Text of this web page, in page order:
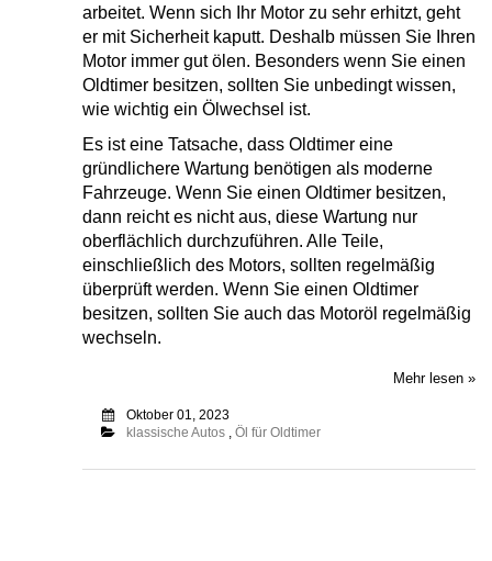
arbeitet. Wenn sich Ihr Motor zu sehr erhitzt, geht
er mit Sicherheit kaputt. Deshalb müssen Sie Ihren
Motor immer gut ölen. Besonders wenn Sie einen
Oldtimer besitzen, sollten Sie unbedingt wissen,
wie wichtig ein Ölwechsel ist.
Es ist eine Tatsache, dass Oldtimer eine
gründlichere Wartung benötigen als moderne
Fahrzeuge. Wenn Sie einen Oldtimer besitzen,
dann reicht es nicht aus, diese Wartung nur
oberflächlich durchzuführen. Alle Teile,
einschließlich des Motors, sollten regelmäßig
überprüft werden. Wenn Sie einen Oldtimer
besitzen, sollten Sie auch das Motoröl regelmäßig
wechseln.
Mehr lesen »
Oktober 01, 2023
klassische Autos, Öl für Oldtimer